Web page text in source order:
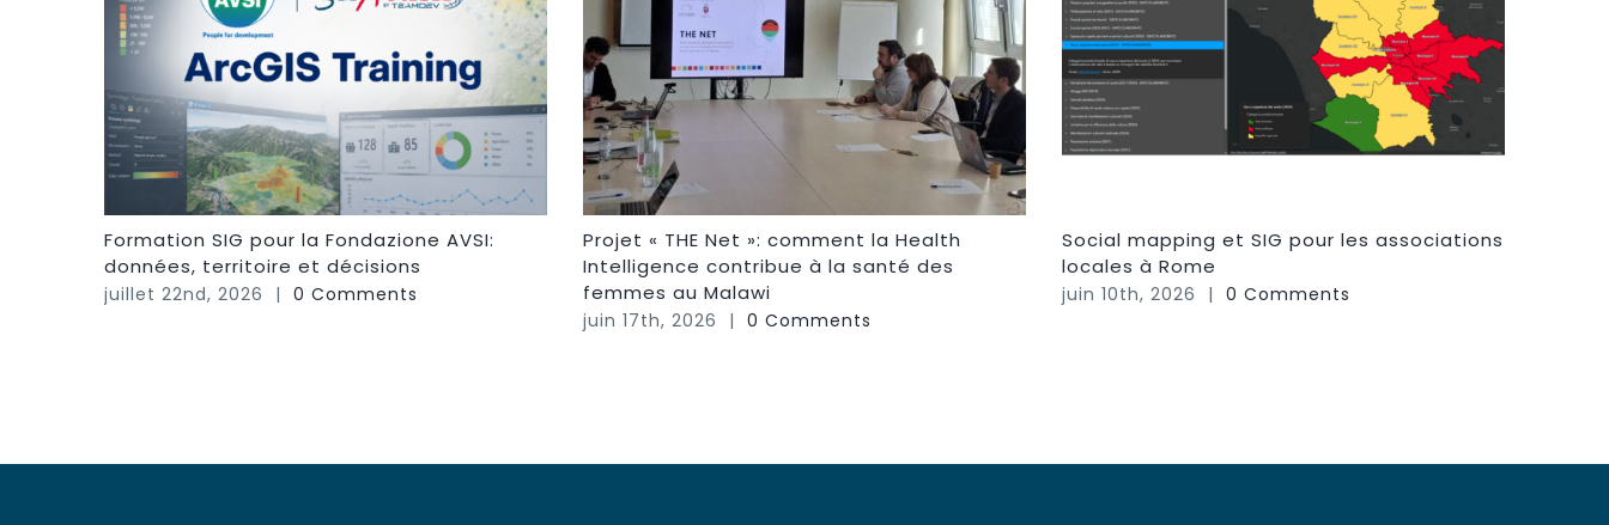
Formation SIG pour la Fondazione AVSI:
données, territoire et décisions
juillet 22nd, 2026 | 0 Comments
Projet « THE Net »: comment la Health
Intelligence contribue à la santé des
femmes au Malawi
juin 17th, 2026 | 0 Comments
Social mapping et SIG pour les associations
locales à Rome
juin 10th, 2026 | 0 Comments